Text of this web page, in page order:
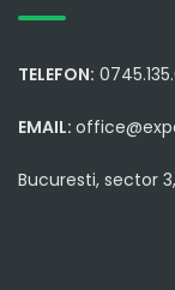
TELEFON:
EMAIL:
Bucuresti, sector